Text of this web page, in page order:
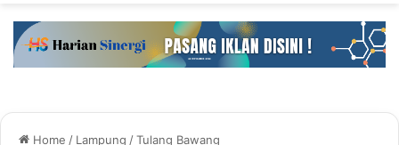
Home / Lampung /Tulang Bawang